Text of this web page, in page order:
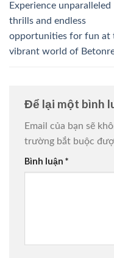
Experience unparalleled
thrills and endless
opportunities for fun at
vibrant world of
Để lại một bình
Email của bạn sẽ
trường bắt buộc
Bình luận *